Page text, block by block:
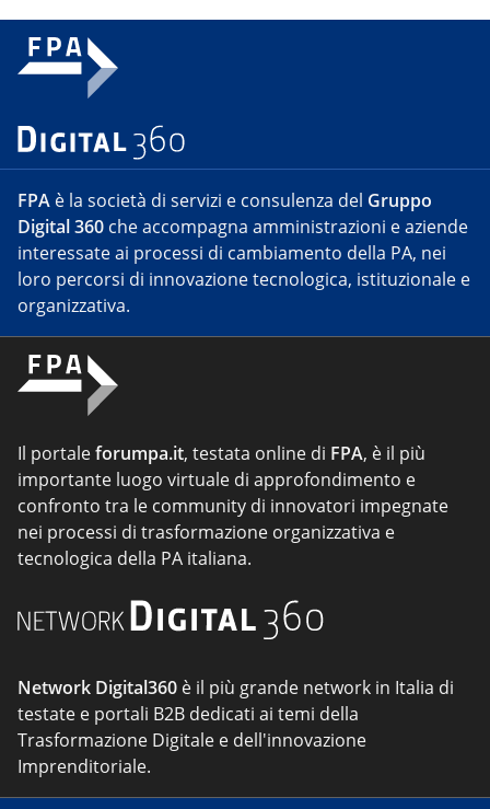
FPA è la società di servizi e consulenza del Gruppo
Digital 360 che accompagna amministrazioni e aziende
interessate ai processi di cambiamento della PA, nei
loro percorsi di innovazione tecnologica, istituzionale e
organizzativa.
Il portaleforumpa.it, testata online di FPA, è il più
importante luogo virtuale di approfondimento e
confronto tra le community di innovatori impegnate
nei processi di trasformazione organizzativa e
tecnologica della PA italiana.
Network Digital360 è il più grande network in Italia di
testate e portali B2B dedicati ai temi della
Trasformazione Digitale e dell'innovazione
Imprenditoriale.